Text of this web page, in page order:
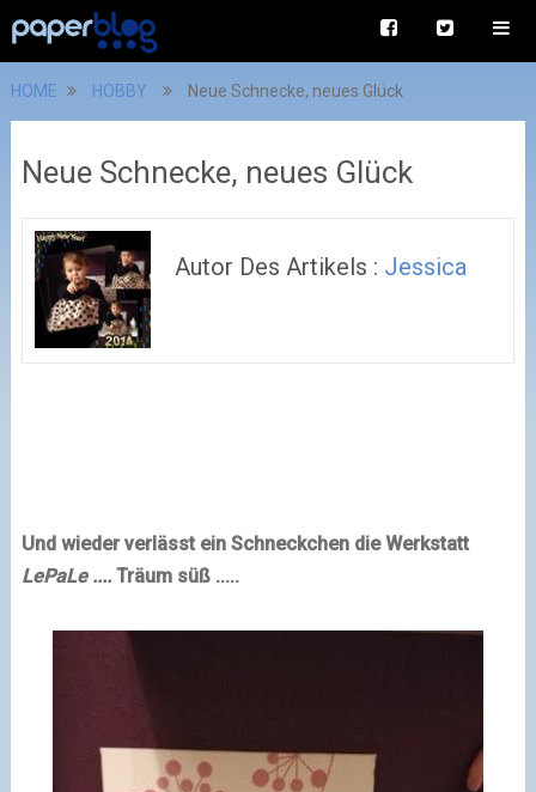
HOME HOBBY Neue Schnecke, neues Glück
Neue Schnecke, neues Glück
Autor Des Artikels : Jessica
Und wieder verlässt ein Schneckchen die Werkstatt
LePaLe .... Träum süß .....